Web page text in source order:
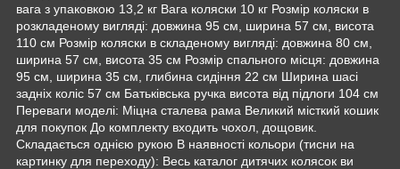
вага з упаковкою 13,2 кг Вага коляски 10 кг Розмір коляски в
розкладеному вигляді: довжина 95 см, ширина 57 см, висота
110 см Розмір коляски в складеному вигляді: довжина 80 см,
ширина 57 см, висота 35 см Розмір спального місця: довжина
95 см, ширина 35 см, глибина сидіння 22 см Ширина шасі
задніх коліс 57 см Батьківська ручка висота від підлоги 104 см
Переваги моделі: Міцна сталева рама Великий місткий кошик
для покупок До комплекту входить чохол, дощовик.
Складається однією рукою В наявності кольори (тисни на
картинку для переходу): Весь каталог дитячих колясок ви